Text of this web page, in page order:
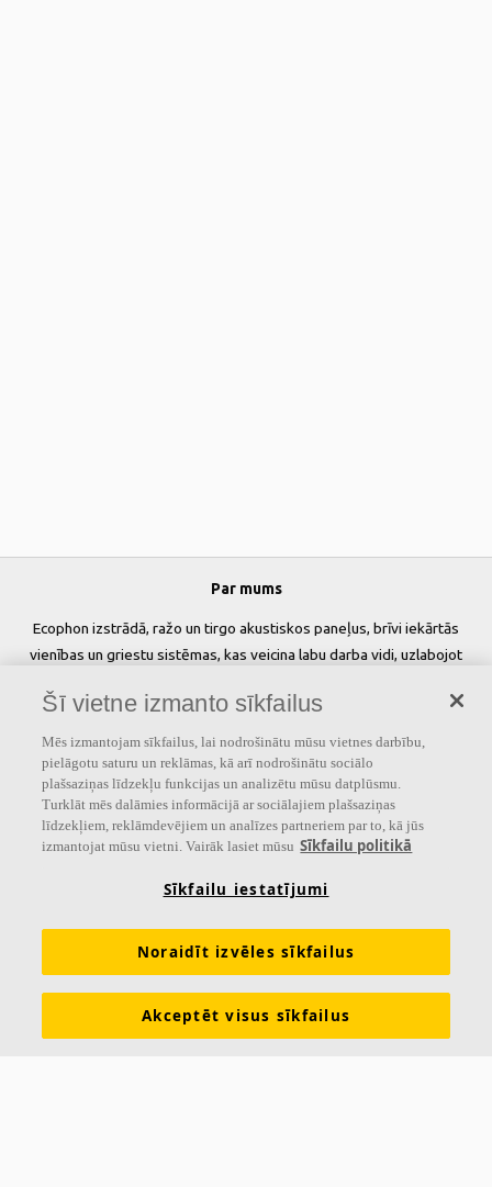
Par mums
Ecophon izstrādā, ražo un tirgo akustiskos paneļus, brīvi iekārtās
vienības un griestu sistēmas, kas veicina labu darba vidi, uzlabojot
people » ir pamatā visam, ko mēs darām.
Sekojiet mums
Saites
Akustikas zināšanas Akustiskie risinājumi
Krāsas un virsmas Rīki & Pakalpojumi
Ekspluatācijas īpašību deklarācijas Par Ecophon
Šī vietne izmanto sīkfailus
Mēs izmantojam sīkfailus, lai nodrošinātu mūsu vietnes darbību,
pielāgotu saturu un reklāmas, kā arī nodrošinātu sociālo
plašsaziņas līdzekļu funkcijas un analizētu mūsu datplūsmu.
Turklāt mēs dalāmies informācijā ar sociālajiem plašsaziņas
līdzekļiem, reklāmdevējiem un analīzes partneriem par to, kā jūs
izmantojat mūsu vietni. Vairāk lasiet mūsu Sīkfailu politikā
Sīkfailu iestatījumi
Noraidīt izvēles sīkfailus
Akceptēt visus sīkfailus